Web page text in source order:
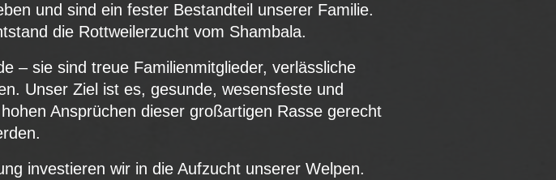
und sind ein fester Bestandteil unserer Familie.
die Rottweilerzucht vom Shambala.
– sie sind treue Familienmitglieder, verlässliche
Unser Ziel ist es, gesunde, wesensfeste und
Ansprüchen dieser großartigen Rasse gerecht
investieren wir in die Aufzucht unserer Welpen.